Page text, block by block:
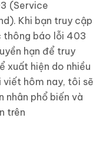
(Service
Khi bạn truy cập
thông báo lỗi 403
hạn để truy
xuất hiện do nhiều
viết hôm nay, tôi sẽ
nhân phổ biến và
trên